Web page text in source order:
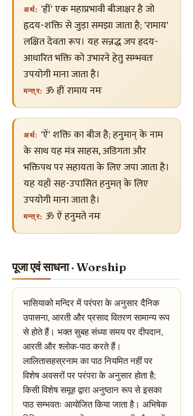
अर्थ: 'ह्रीं' एक महाप्रभावी बीजाक्षर है जो
हृदय-शक्ति से जुड़ा समझा जाता है; 'रामाय'
लक्षित देवता रूप। यह सन्नद्ध जप ह्रदय-
आधारित भक्ति को उभारने हेतु सम्भवतः
उपयोगी माना जाता है।
मन्त्र: ॐ ह्रीं रामाय नमः
अर्थ: 'ऐं' शक्ति का बीज है; हनुमान् के नाम
के साथ यह मंत्र साहस, अडिगता और
भक्तिपथ पर सहायता के लिए जपा जाता है।
यह यहाँ सह-उपासित हनुमत् के लिए
उपयोगी माना जाता है।
मन्त्र: ॐ ऐं हनुमते नमः
पूजा एवं साधना · Worship
भासियाको मन्दिर में परंपरा के अनुसार दैनिक
उपासना, आरती और प्रसाद वितरण सामान्य रूप
से होते हैं। भक्त सुबह संध्या समय पर दीपदान,
आरती और श्लोक-पाठ करते हैं।
लालितासहस्रनाम का पाठ नियमित नहीं पर
विशेष अवसरों पर परंपरा के अनुसार होता है;
किसी विशेष समूह द्वारा अनुष्ठान रूप से इसका
पाठ सम्भवतः आयोजित किया जाता है। अभिषेक